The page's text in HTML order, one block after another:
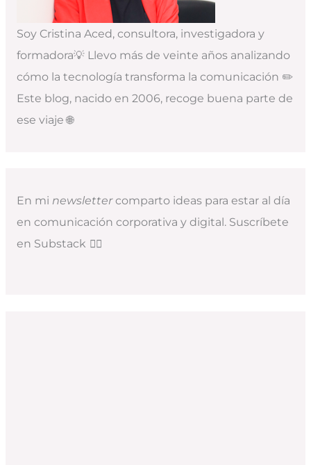
Soy Cristina Aced, consultora, investigadora y
formadora💡 Llevo más de veinte años analizando
cómo la tecnología transforma la comunicación ✏️
Este blog, nacido en 2006, recoge buena parte de
ese viaje 🌐
En mi newslettercomparto ideas para estar al día
en comunicación corporativa y digital. Suscríbete
en Substack 👇🏻